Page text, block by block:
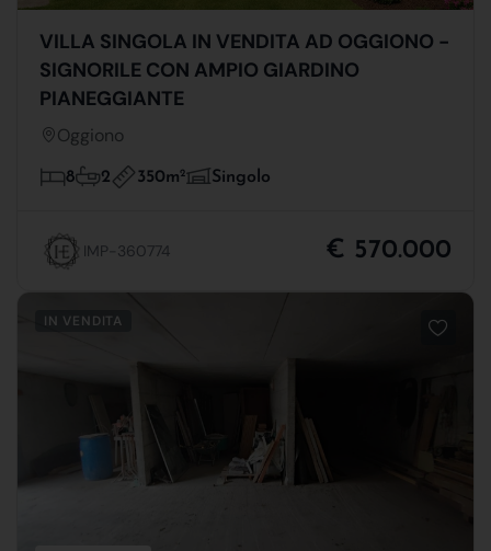
VILLA SINGOLA IN VENDITA AD OGGIONO -
SIGNORILE CON AMPIO GIARDINO
PIANEGGIANTE
Oggiono
8 2 350m2 Singolo
IMP-360774 € 570.000
IN VENDITA